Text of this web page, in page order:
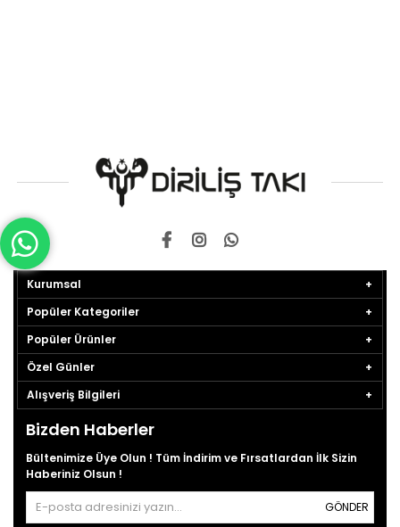
Kurumsal
Popüler Kategoriler
Popüler Ürünler
Özel Günler
Alışveriş Bilgileri
Bizden Haberler
Bültenimize Üye Olun ! Tüm İndirim ve Fırsatlardan İlk Sizin
Haberiniz Olsun !
GÖNDER